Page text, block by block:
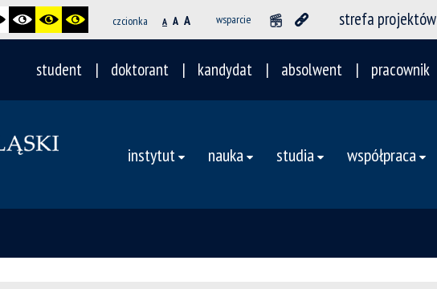
czcionka A A A wsparcie strefa projektów
student doktorant kandydat absolwent pracownik
instytut nauka studia współpraca